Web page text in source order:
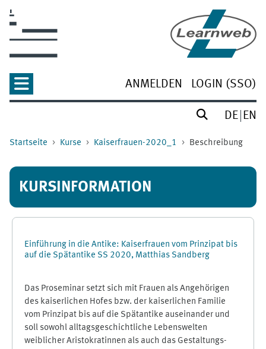
ANMELDEN LOGIN (SSO)
DE EN
Startseite Kurse Kaiserfrauen-2020_1 Beschreibung
KURSINFORMATION
Einführung in die Antike: Kaiserfrauen vom Prinzipat bis
auf die Spätantike SS 2020, Matthias Sandberg
Das Proseminar setzt sich mit Frauen als Angehörigen
des kaiserlichen Hofes bzw. der kaiserlichen Familie
vom Prinzipat bis auf die Spätantike auseinander und
soll sowohl alltagsgeschichtliche Lebenswelten
weiblicher Aristokratinnen als auch das Gestaltungs­